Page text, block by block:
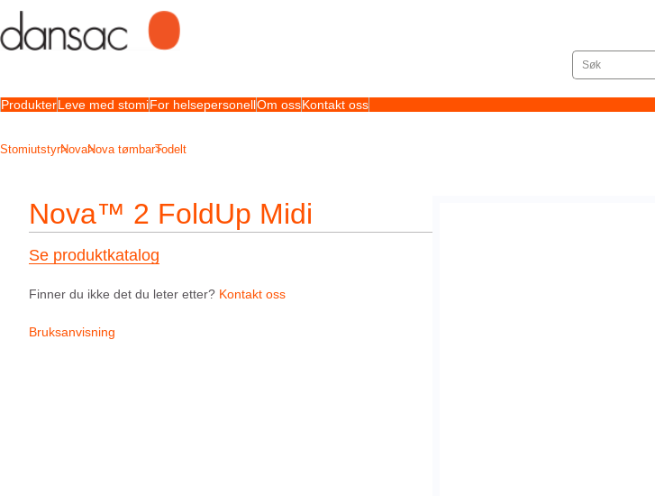
ProdukterLeve med stomiFor helsepersonellOm ossKontakt oss
StomiutstyrNovaNova tømbarTodelt
Nova™ 2 FoldUp Midi
Se produktkatalog
Finner du ikke det du leter etter? Kontakt oss
Bruksanvisning